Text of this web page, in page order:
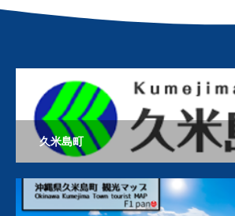
久米島町